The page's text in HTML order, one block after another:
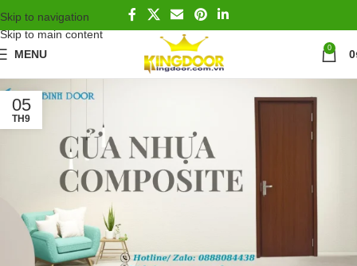
Skip to navigation
Skip to main content
MENU
0 0
05
TH9